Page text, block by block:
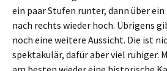
ein paar Stufen runter, dann über
nach rechts wieder hoch. Übrigens
noch eine weitere Aussicht. Die ist
spektakulär, dafür aber viel ruhiger.